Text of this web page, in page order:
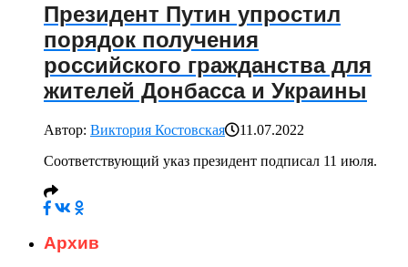
Президент Путин упростил
порядок получения
российского гражданства для
жителей Донбасса и Украины
Автор: Виктория Костовская
11.07.2022
Соответствующий указ президент подписал 11 июля.
Архив